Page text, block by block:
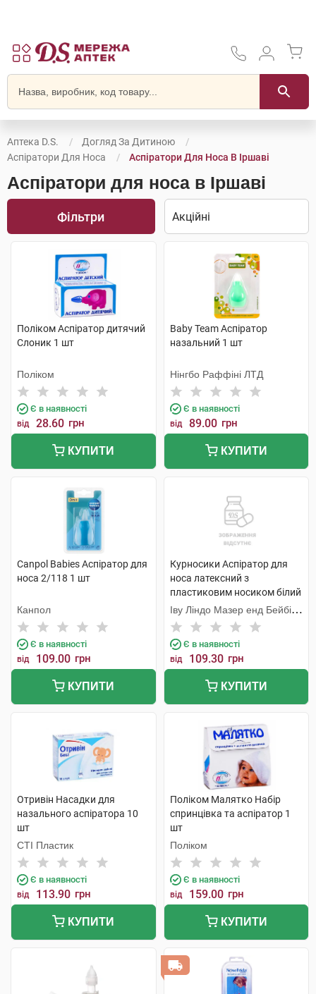
Аптека D.S.
Догляд За Дитиною
Аспіратори Для Носа
Аспіратори Для Носа В Іршаві
Аспіратори для носа в Іршаві
Фільтри
Поліком Аспіратор дитячий
Слоник 1 шт
Поліком
Є в наявності
від 28.60 грн
КУПИТИ
Baby Team Аспіратор
назальний 1 шт
Нінгбо Раффіні ЛТД
Є в наявності
від 89.00 грн
КУПИТИ
Canpol Babies Аспіратор для
носа 2/118 1 шт
Канпол
Є в наявності
від 109.00 грн
КУПИТИ
Курносики Аспіратор для
носа латексний з
пластиковим носиком білий
7076 1 шт
Іву Ліндо Мазер енд Бейбі
Продактс
Є в наявності
від 109.30 грн
КУПИТИ
Отривін Насадки для
назального аспіратора 10
шт
СТІ Пластик
Є в наявності
від 113.90 грн
КУПИТИ
Поліком Малятко Набір
спринцівка та аспіратор 1
шт
Поліком
Є в наявності
від 159.00 грн
КУПИТИ